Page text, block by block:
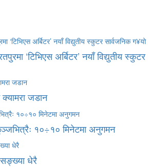
‘टिभिएस अर्बिटर’ नयाँ विद्युतीय स्कुटर
जडान
१०÷१० मिनेटमा अनुगमन
सङ्ख्या धेरै